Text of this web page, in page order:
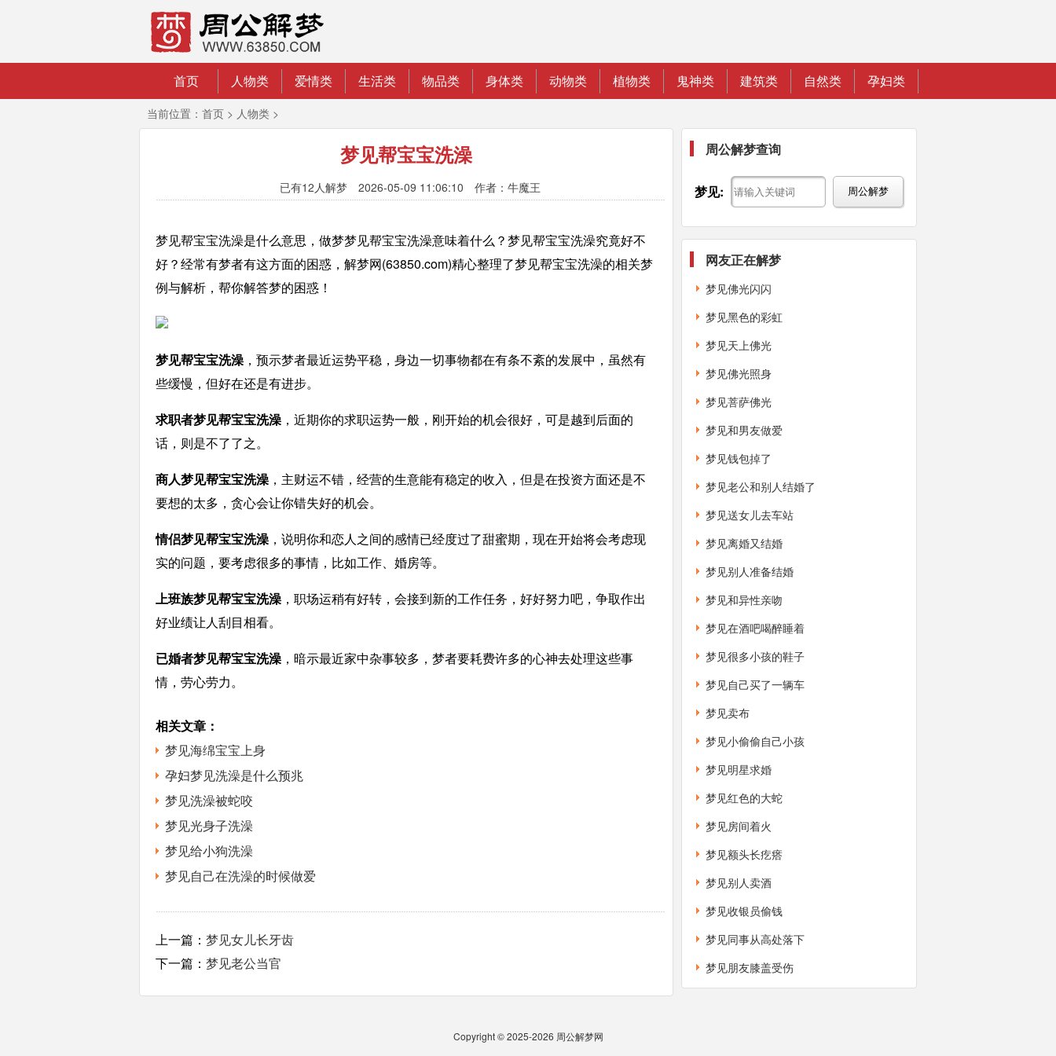
首页 人物类 爱情类 生活类 物品类 身体类 动物类 植物类 鬼神类 建筑类 自然类 孕妇类
当前位置： 首页 > 人物类 >
梦见帮宝宝洗澡
已有12人解梦 2026-05-09 11:06:10 作者：牛魔王
梦见帮宝宝洗澡是什么意思，做梦梦见帮宝宝洗澡意味着什么？梦见帮宝宝洗澡究竟好不
好？经常有梦者有这方面的困惑，解梦网(63850.com)精心整理了梦见帮宝宝洗澡的相关梦
例与解析，帮你解答梦的困惑！
梦见帮宝宝洗澡 ，预示梦者最近运势平稳，身边一切事物都在有条不紊的发展中，虽然有
些缓慢，但好在还是有进步。
求职者梦见帮宝宝洗澡 ，近期你的求职运势一般，刚开始的机会很好，可是越到后面的
话，则是不了了之。
商人梦见帮宝宝洗澡 ，主财运不错，经营的生意能有稳定的收入，但是在投资方面还是不
要想的太多，贪心会让你错失好的机会。
情侣梦见帮宝宝洗澡 ，说明你和恋人之间的感情已经度过了甜蜜期，现在开始将会考虑现
实的问题，要考虑很多的事情，比如工作、婚房等。
上班族梦见帮宝宝洗澡 ，职场运稍有好转，会接到新的工作任务，好好努力吧，争取作出
好业绩让人刮目相看。
已婚者梦见帮宝宝洗澡 ，暗示最近家中杂事较多，梦者要耗费许多的心神去处理这些事
情，劳心劳力。
相关文章：
梦见海绵宝宝上身
孕妇梦见洗澡是什么预兆
梦见洗澡被蛇咬
梦见光身子洗澡
梦见给小狗洗澡
梦见自己在洗澡的时候做爱
上一篇： 梦见女儿长牙齿
下一篇： 梦见老公当官
周公解梦查询
梦见: 周公解梦
网友正在解梦
梦见佛光闪闪
梦见黑色的彩虹
梦见天上佛光
梦见佛光照身
梦见菩萨佛光
梦见和男友做爱
梦见钱包掉了
梦见老公和别人结婚了
梦见送女儿去车站
梦见离婚又结婚
梦见别人准备结婚
梦见和异性亲吻
梦见在酒吧喝醉睡着
梦见很多小孩的鞋子
梦见自己买了一辆车
梦见卖布
梦见小偷偷自己小孩
梦见明星求婚
梦见红色的大蛇
梦见房间着火
梦见额头长疙瘩
梦见别人卖酒
梦见收银员偷钱
梦见同事从高处落下
梦见朋友膝盖受伤
Copyright © 2025-2026 周公解梦网